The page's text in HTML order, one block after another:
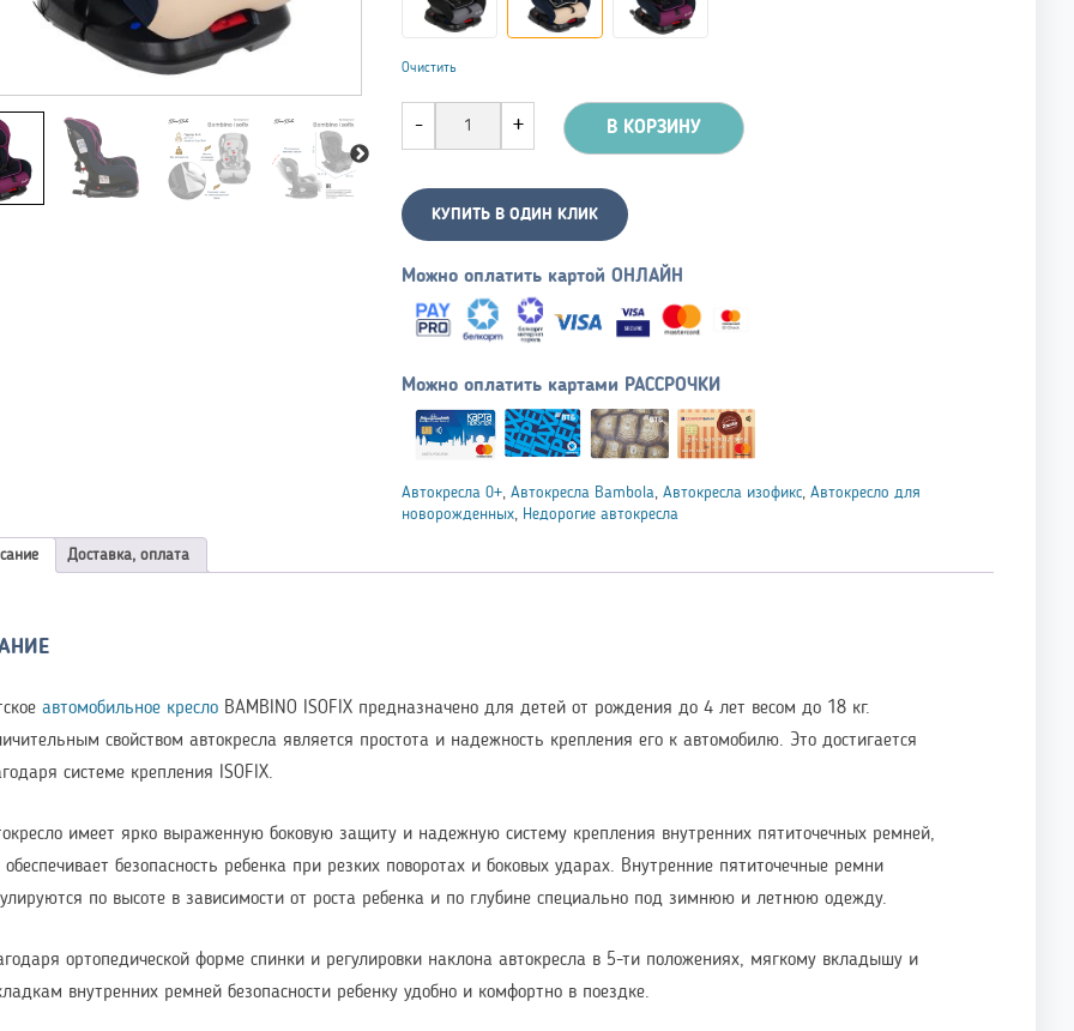
Очистить
В КОРЗИНУ
КУПИТЬ В ОДИН КЛИК
Можно оплатить картой ОНЛАЙН
Можно оплатить картами РАССРОЧКИ
Автокресла 0+,Автокресла Bambola,Автокресла изофикс,Автокресло для
новорожденных, Недорогие автокресла
Доставка, оплата
автомобильное кресло BAMBINO ISOFIX предназначено для детей от рождения до 4 лет весом до 18 кг.
свойством автокресла является простота и надежность крепления его к автомобилю. Это достигается
системе крепления ISOFIX.
имеет ярко выраженную боковую защиту и надежную систему крепления внутренних пятиточечных ремней,
обеспечивает безопасность ребенка при резких поворотах и боковых ударах. Внутренние пятиточечные ремни
по высоте в зависимости от роста ребенка и по глубине специально под зимнюю и летнюю одежду.
ортопедической форме спинки и регулировки наклона автокресла в 5-ти положениях, мягкому вкладышу и
внутренних ремней безопасности ребенку удобно и комфортно в поездке.